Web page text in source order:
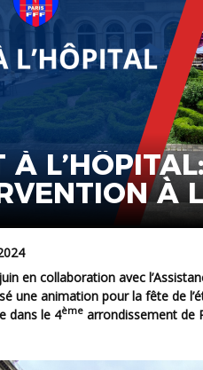
À
À
une animation pour la fête de
dans le 4ème arrondissement de